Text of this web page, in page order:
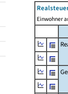
Einwohner